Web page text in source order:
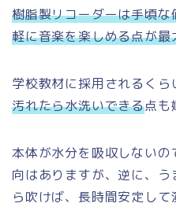
樹脂製リコーダーは手頃
軽に音楽を楽しめる点が最
学校教材に採用されるくら
汚れたら水洗いできる点も
本体が水分を吸収しない
向はありますが、逆に、
ら吹けば、長時間安定して